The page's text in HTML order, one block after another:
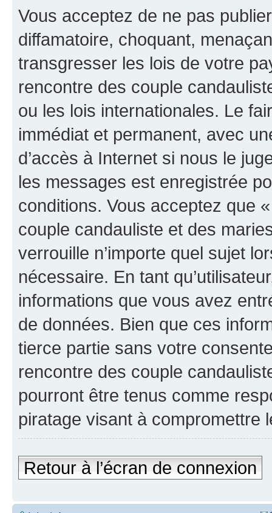
Vous acceptez de ne pas
diffamatoire, choquant,
transgresser les lois de votre
rencontre des couple
ou les lois internationales. Le
immédiat et permanent, avec
d’accès à Internet si nous le
les messages est enregistrée
conditions. Vous acceptez que
couple candauliste et des
verrouille n’importe quel sujet
nécessaire. En tant
informations que vous avez
de données. Bien que ces
tierce partie sans votre
rencontre des couple
pourront être tenus comme
piratage visant à compromettre
Retour à l’écran de connexion